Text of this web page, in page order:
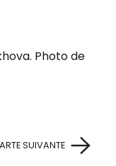
Photo de
SUIVANTE